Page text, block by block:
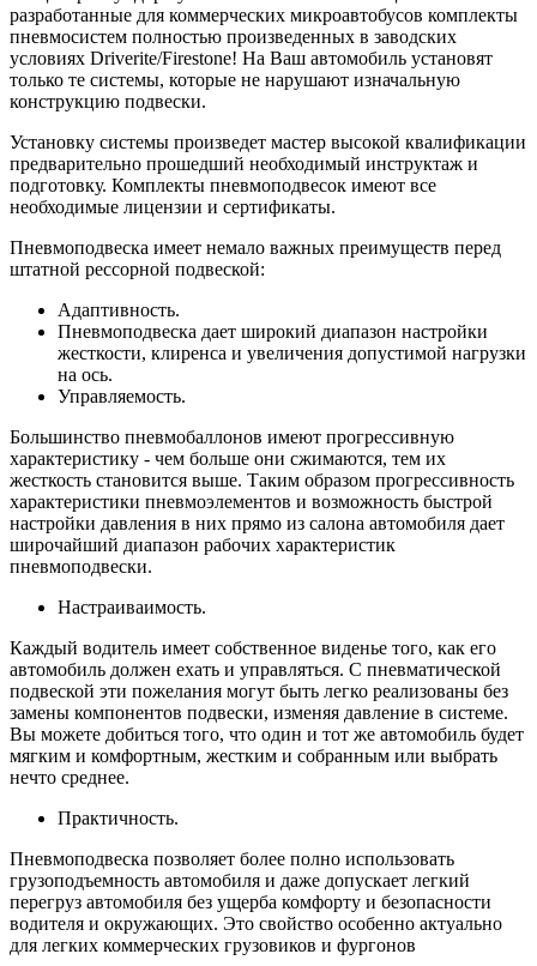
разработанные для коммерческих микроавтобусов комплекты
пневмосистем полностью произведенных в заводских
условиях Driverite/Firestone! На Ваш автомобиль установят
только те системы, которые не нарушают изначальную
конструкцию подвески.
Установку системы произведет мастер высокой квалификации
предварительно прошедший необходимый инструктаж и
подготовку. Комплекты пневмоподвесок имеют все
необходимые лицензии и сертификаты.
Пневмоподвеска имеет немало важных преимуществ перед
штатной рессорной подвеской:
Адаптивность.
Пневмоподвеска дает широкий диапазон настройки
жесткости, клиренса и увеличения допустимой нагрузки
на ось.
Управляемость.
Большинство пневмобаллонов имеют прогрессивную
характеристику - чем больше они сжимаются, тем их
жесткость становится выше. Таким образом прогрессивность
характеристики пневмоэлементов и возможность быстрой
настройки давления в них прямо из салона автомобиля дает
широчайший диапазон рабочих характеристик
пневмоподвески.
Настраиваимость.
Каждый водитель имеет собственное виденье того, как его
автомобиль должен ехать и управляться. С пневматической
подвеской эти пожелания могут быть легко реализованы без
замены компонентов подвески, изменяя давление в системе.
Вы можете добиться того, что один и тот же автомобиль будет
мягким и комфортным, жестким и собранным или выбрать
нечто среднее.
Практичность.
Пневмоподвеска позволяет более полно использовать
грузоподъемность автомобиля и даже допускает легкий
перегруз автомобиля без ущерба комфорту и безопасности
водителя и окружающих. Это свойство особенно актуально
для легких коммерческих грузовиков и фургонов